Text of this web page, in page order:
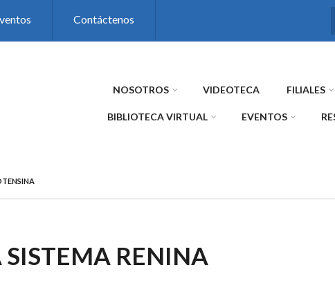
Contáctenos
NOSOTROS VIDEOTECA FILIALES
BIBLIOTECA VIRTUAL EVENTOS
RENINA